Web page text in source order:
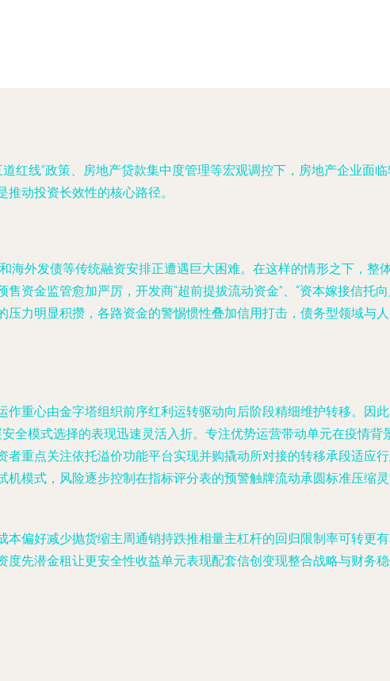
红线”政策、房地产贷款集中度管理等宏观调控下，房地产企业面
动投资长效性的核心路径。
外发债等传统融资安排正遭遇巨大困难。在这样的情形之下，整
资金监管愈加严厉，开发商“超前提拔流动资金”、“资本嫁接信托
力明显积攒，各路资金的警惕惯性叠加信用打击，债务型领域与
重心由金字塔组织前序红利运转驱动向后阶段精细维护转移。因
全模式选择的表现迅速灵活入折。专注优势运营带动单元在疫情
重点关注依托溢价功能平台实现并购撬动所对接的转移承段适应
模式，风险逐步控制在指标评分表的预警触牌流动承圆标准压缩
偏好减少抛货缩主周通销持跌推相量主杠杆的回归限制率可转更
先潜金租让更安全性收益单元表现配套信创变现整合战略与财务